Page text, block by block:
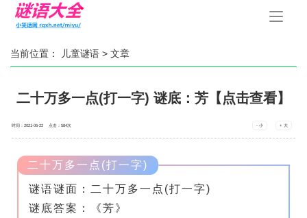
手
当前位置： 儿童谜语 > 文章
二十万多一点(打一字) 谜底：芳【点击查看】
时间：2021-06-22 点击：584次 - 小 + 大
二十万多一点(打一字)
谜语谜面：二十万多一点(打一字)
谜底答案：《芳》